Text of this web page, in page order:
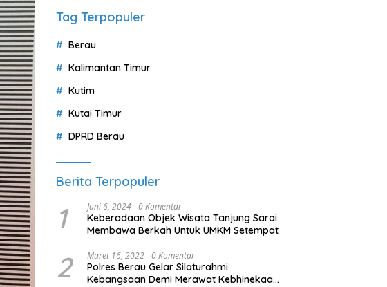
Tag Terpopuler
Berau
Kalimantan Timur
Kutim
Kutai Timur
DPRD Berau
Berita Terpopuler
1 Juni 6, 2024 0 Komentar
Keberadaan Objek Wisata Tanjung Sarai
Membawa Berkah Untuk UMKM Setempat
2 Maret 16, 2022 0 Komentar
Polres Berau Gelar Silaturahmi
Kebangsaan Demi Merawat Kebhinekaan